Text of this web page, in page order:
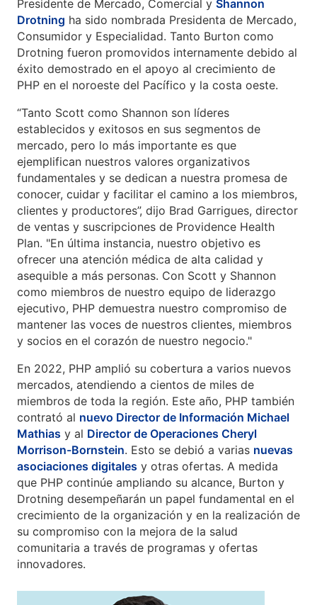
Presidente de Mercado, Comercial y Shannon
Drotning ha sido nombrada Presidenta de Mercado,
Consumidor y Especialidad. Tanto Burton como
Drotning fueron promovidos internamente debido al
éxito demostrado en el apoyo al crecimiento de
PHP en el noroeste del Pacífico y la costa oeste.
“Tanto Scott como Shannon son líderes
establecidos y exitosos en sus segmentos de
mercado, pero lo más importante es que
ejemplifican nuestros valores organizativos
fundamentales y se dedican a nuestra promesa de
conocer, cuidar y facilitar el camino a los miembros,
clientes y productores”, dijo Brad Garrigues, director
de ventas y suscripciones de Providence Health
Plan. "En última instancia, nuestro objetivo es
ofrecer una atención médica de alta calidad y
asequible a más personas. Con Scott y Shannon
como miembros de nuestro equipo de liderazgo
ejecutivo, PHP demuestra nuestro compromiso de
mantener las voces de nuestros clientes, miembros
y socios en el corazón de nuestro negocio."
En 2022, PHP amplió su cobertura a varios nuevos
mercados, atendiendo a cientos de miles de
miembros de toda la región. Este año, PHP también
contrató al nuevo Director de Información Michael
Mathias y al Director de Operaciones Cheryl
Morrison-Bornstein. Esto se debió a varias nuevas
asociaciones digitales y otras ofertas. A medida
que PHP continúe ampliando su alcance, Burton y
Drotning desempeñarán un papel fundamental en el
crecimiento de la organización y en la realización de
su compromiso con la mejora de la salud
comunitaria a través de programas y ofertas
innovadores.